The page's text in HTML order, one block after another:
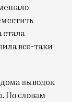
стала
все-таки
выводок
По словам